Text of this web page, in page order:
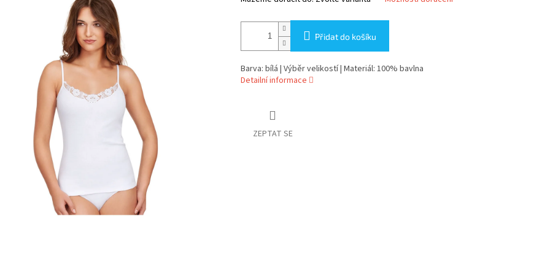
Přidat do košíku
Barva: bílá | Výběr velikostí | Materiál: 100% bavlna
Detailní informace
ZEPTAT SE